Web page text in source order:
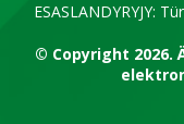
ESASLANDYRYJY:
© Copyright 2026.